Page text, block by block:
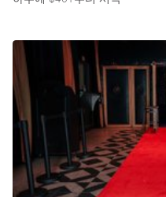
Air Conditioning
Bar
Bathroom
Car Display
Concierge
Counters